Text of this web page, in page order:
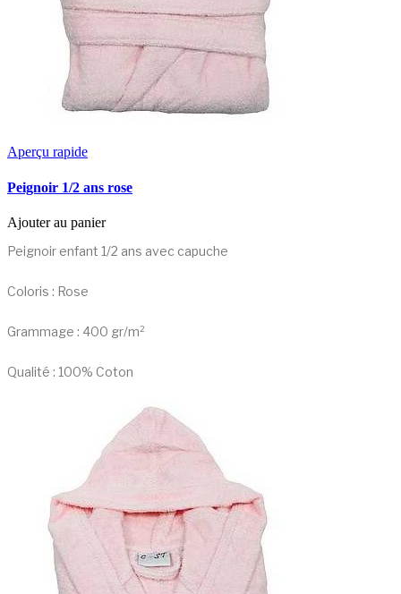
Aperçu rapide
Peignoir 1/2 ans rose
Ajouter au panier
Peignoir enfant 1/2 ans avec capuche
Coloris : Rose
Grammage : 400 gr/m²
Qualité : 100% Coton